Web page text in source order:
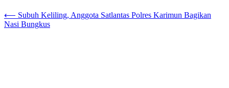
⟵ Subuh Keliling, Anggota Satlantas Polres Karimun Bagikan
Nasi Bungkus